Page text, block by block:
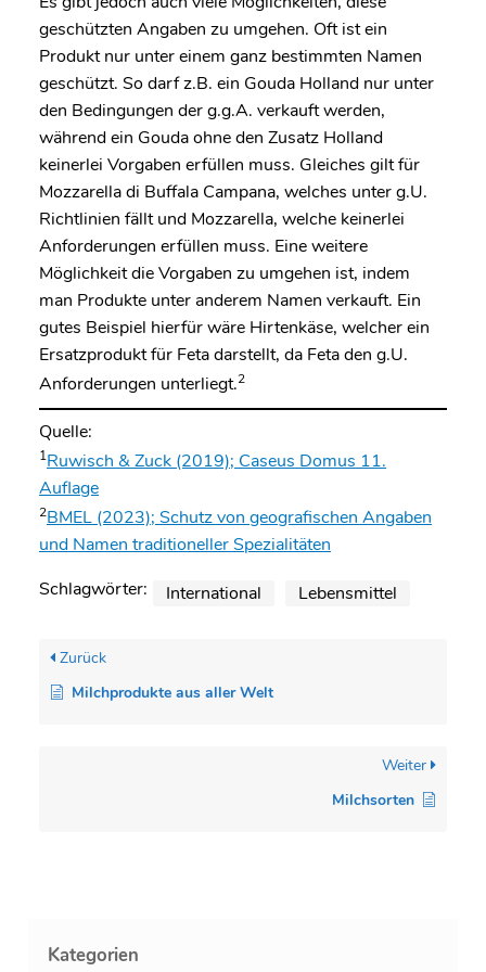
Kategorien
geschützten Angaben zu umgehen. Oft ist ein
Produkt nur unter einem ganz bestimmten Namen
geschützt. So darf z.B. ein Gouda Holland nur unter
den Bedingungen der g.g.A. verkauft werden,
während ein Gouda ohne den Zusatz Holland
keinerlei Vorgaben erfüllen muss. Gleiches gilt für
Mozzarella di Buffala Campana, welches unter g.U.
Richtlinien fällt und Mozzarella, welche keinerlei
Anforderungen erfüllen muss. Eine weitere
Möglichkeit die Vorgaben zu umgehen ist, indem
man Produkte unter anderem Namen verkauft. Ein
gutes Beispiel hierfür wäre Hirtenkäse, welcher ein
Ersatzprodukt für Feta darstellt, da Feta den g.U.
Anforderungen unterliegt.2
Quelle:
1Ruwisch & Zuck (2019); Caseus Domus 11.
Auflage
2BMEL (2023); Schutz von geografischen Angaben
und Namen traditioneller Spezialitäten
Schlagwörter:
International Lebensmittel
Zurück
Milchprodukte aus aller Welt
Weiter
Milchsorten